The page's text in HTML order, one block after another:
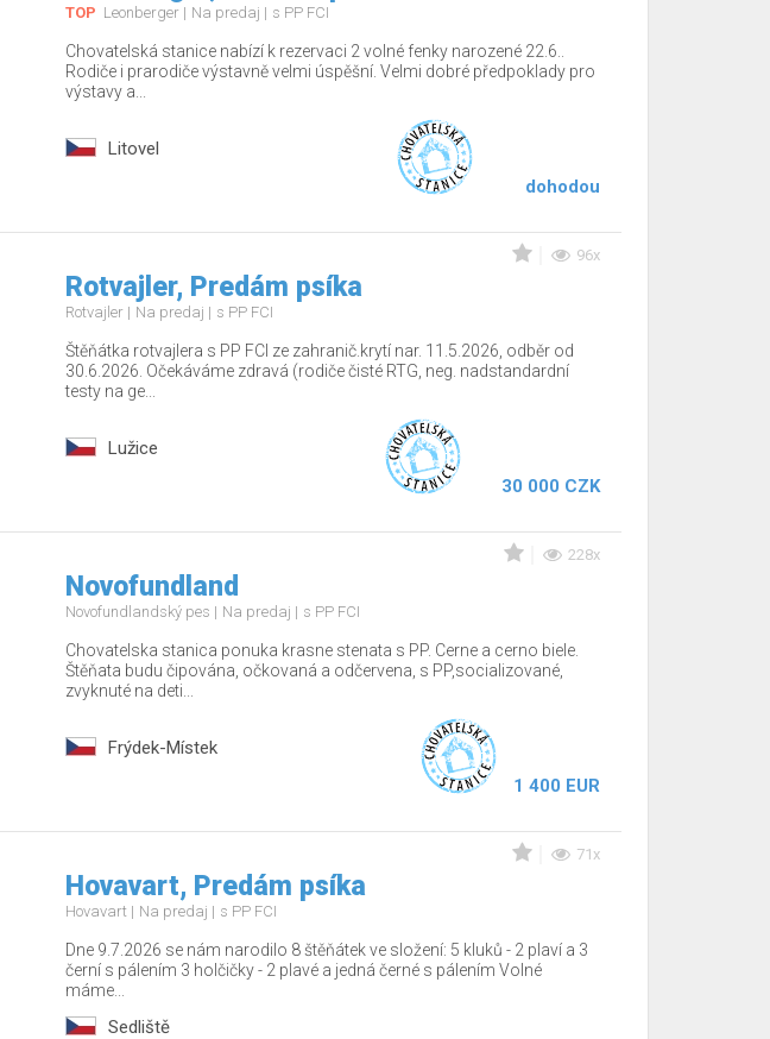
TOP Leonberger Na predaj s PP FCI
Chovatelská stanice nabízí k rezervaci 2 volné fenky narozené 22.6..
Rodiče i prarodiče výstavně velmi úspěšní. Velmi dobré předpoklady pro
výstavy a...
Litovel
dohodou
96x
Rotvajler, Predám psíka
Rotvajler Na predaj s PP FCI
Štěňátka rotvajlera s PP FCI ze zahranič.krytí nar. 11.5.2026, odběr od
30.6.2026. Očekáváme zdravá (rodiče čisté RTG, neg. nadstandardní
testy na ge...
Lužice
30 000 CZK
228x
Novofundland
Novofundlandský pes Na predaj s PP FCI
Chovatelska stanica ponuka krasne stenata s PP. Cerne a cerno biele.
Štěňata budu čipována, očkovaná a odčervena, s PP,socializované,
zvyknuté na deti...
Frýdek-Místek
1 400 EUR
71x
Hovavart, Predám psíka
Hovavart Na predaj s PP FCI
Dne 9.7.2026 se nám narodilo 8 štěňátek ve složení: 5 kluků - 2 plaví a 3
černí s pálením 3 holčičky - 2 plavé a jedná černé s pálením Volné
máme...
Sedliště